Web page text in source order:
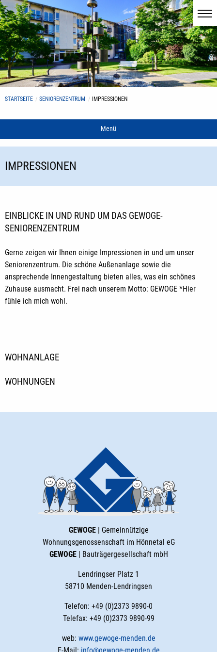
STARTSEITE SENIORENZENTRUM IMPRESSIONEN
Menü
IMPRESSIONEN
EINBLICKE IN UND RUND UM DAS GEWOGE-
SENIORENZENTRUM
Gerne zeigen wir Ihnen einige Impressionen in und um unser
Seniorenzentrum. Die schöne Außenanlage sowie die
ansprechende Innengestaltung bieten alles, was ein schönes
Zuhause ausmacht. Frei nach unserem Motto: GEWOGE *Hier
fühle ich mich wohl.
WOHNANLAGE
WOHNUNGEN
GEWOGE| Gemeinnützige
Wohnungsgenossenschaft im Hönnetal eG
GEWOGE| Bauträgergesellschaft mbH
Lendringser Platz 1
58710 Menden-Lendringsen
Telefon: +49 (0)2373 9890-0
Telefax: +49 (0)2373 9890-99
web: www.gewoge-menden.de